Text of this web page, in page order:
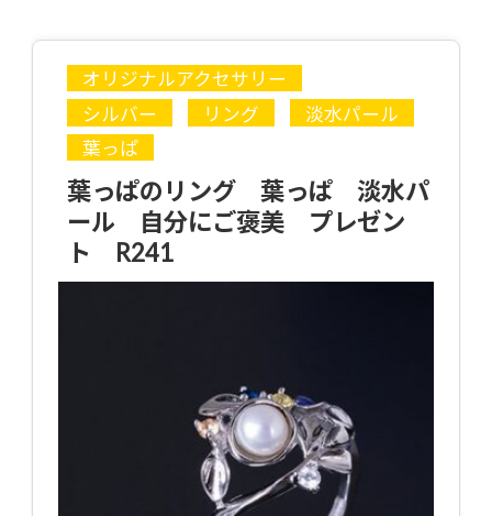
オリジナルアクセサリー
シルバー
リング
淡水パール
葉っぱ
葉っぱのリング 葉っぱ 淡水パ
ール 自分にご褒美 プレゼン
ト R241